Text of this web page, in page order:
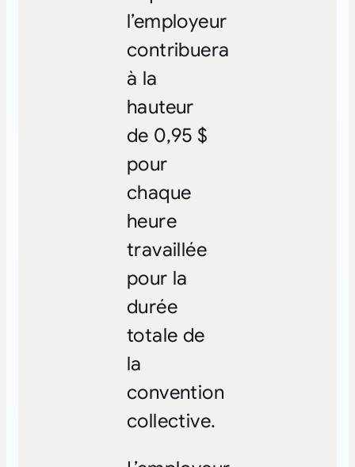
l’employeur
contribuera
à la
hauteur
de 0,95 $
pour
chaque
heure
travaillée
pour la
durée
totale de
la
convention
collective.